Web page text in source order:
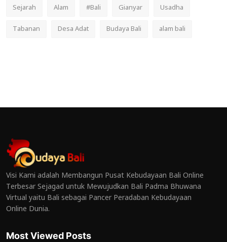
Sejarah
Alam #Bali Gianyar
Usadha
Tabanan
Desa Adat Budaya Bali alam bali
Visi Kami adalah Membangun Pusat Kebudayaan Bali Online
Terbesar Sejagad untuk Mewujudkan Bali Padma Bhuwana
Virtual yaitu Bali sebagai Pancer Peradaban Kebudayaan
Online Dunia.
Most Viewed Posts